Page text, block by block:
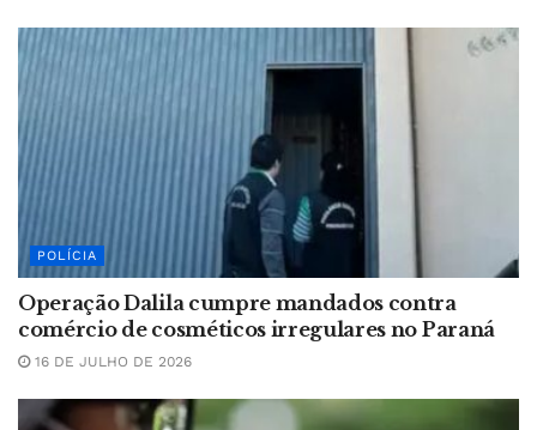
POLÍCIA
Operação Dalila cumpre mandados contra
comércio de cosméticos irregulares no Paraná
16 DE JULHO DE 2026